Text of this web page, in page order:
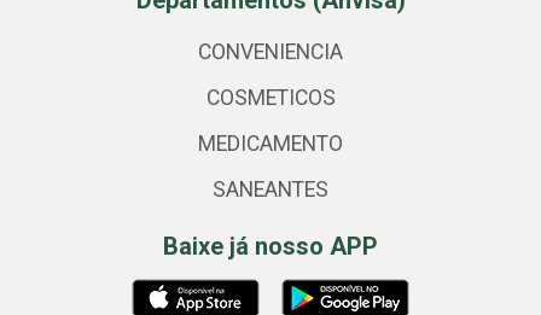
Departamentos (Anvisa)
Baixe já nosso APP